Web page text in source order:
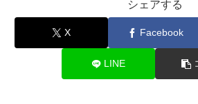
シェアする
X Facebook
LINE